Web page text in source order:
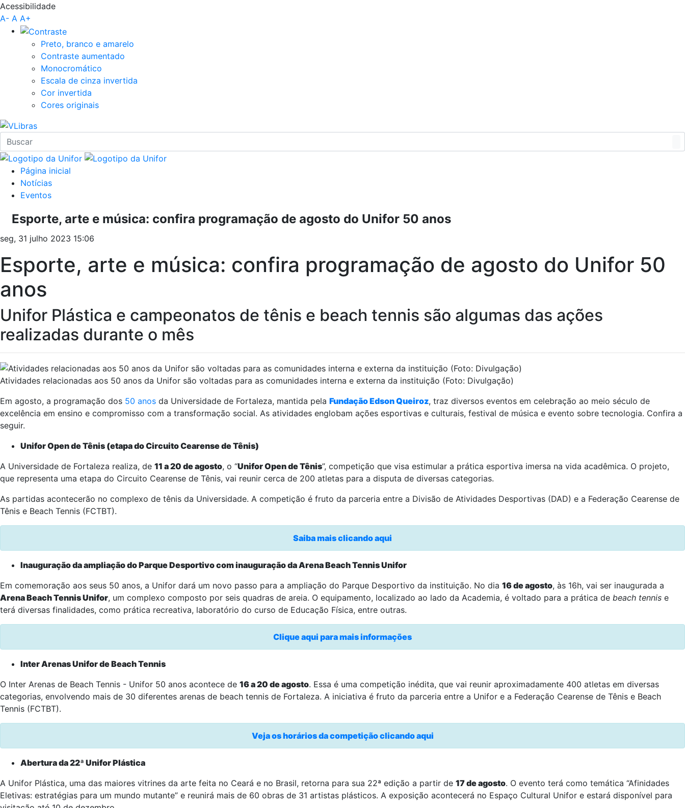
Pular para o Conteúdo principal
Acessibilidade
A- A A+
Preto, branco e amarelo
Contraste aumentado
Monocromático
Escala de cinza invertida
Cor invertida
Cores originais
Página inicial
Notícias
Eventos
Esporte, arte e música: confira programação de agosto do Unifor 50 anos
seg, 31 julho 2023 15:06
Esporte, arte e música: confira programação de agosto do Unifor 50
anos
Unifor Plástica e campeonatos de tênis e beach tennis são algumas das ações
realizadas durante o mês
Atividades relacionadas aos 50 anos da Unifor são voltadas para as comunidades interna e externa da instituição (Foto: Divulgação)
Em agosto, a programação dos 50 anos da Universidade de Fortaleza, mantida pela Fundação Edson Queiroz, traz diversos eventos em celebração ao meio século de
excelência em ensino e compromisso com a transformação social. As atividades englobam ações esportivas e culturais, festival de música e evento sobre tecnologia. Confira a
seguir.
Unifor Open de Tênis (etapa do Circuito Cearense de Tênis)
A Universidade de Fortaleza realiza, de 11 a 20 de agosto, o “Unifor Open de Tênis”, competição que visa estimular a prática esportiva imersa na vida acadêmica. O projeto,
que representa uma etapa do Circuito Cearense de Tênis, vai reunir cerca de 200 atletas para a disputa de diversas categorias.
As partidas acontecerão no complexo de tênis da Universidade. A competição é fruto da parceria entre a Divisão de Atividades Desportivas (DAD) e a Federação Cearense de
Tênis e Beach Tennis (FCTBT).
Saiba mais clicando aqui
Inauguração da ampliação do Parque Desportivo com inauguração da Arena Beach Tennis Unifor
Em comemoração aos seus 50 anos, a Unifor dará um novo passo para a ampliação do Parque Desportivo da instituição. No dia 16 de agosto, às 16h, vai ser inaugurada a
Arena Beach Tennis Unifor, um complexo composto por seis quadras de areia. O equipamento, localizado ao lado da Academia, é voltado para a prática de beach tennis e
terá diversas finalidades, como prática recreativa, laboratório do curso de Educação Física, entre outras.
Clique aqui para mais informações
Inter Arenas Unifor de Beach Tennis
O Inter Arenas de Beach Tennis - Unifor 50 anos acontece de 16 a 20 de agosto. Essa é uma competição inédita, que vai reunir aproximadamente 400 atletas em diversas
categorias, envolvendo mais de 30 diferentes arenas de beach tennis de Fortaleza. A iniciativa é fruto da parceria entre a Unifor e a Federação Cearense de Tênis e Beach
Tennis (FCTBT).
Veja os horários da competição clicando aqui
Abertura da 22ª Unifor Plástica
A Unifor Plástica, uma das maiores vitrines da arte feita no Ceará e no Brasil, retorna para sua 22ª edição a partir de 17 de agosto. O evento terá como temática “Afinidades
Eletivas: estratégias para um mundo mutante” e reunirá mais de 60 obras de 31 artistas plásticos. A exposição acontecerá no Espaço Cultural Unifor e estará disponível para